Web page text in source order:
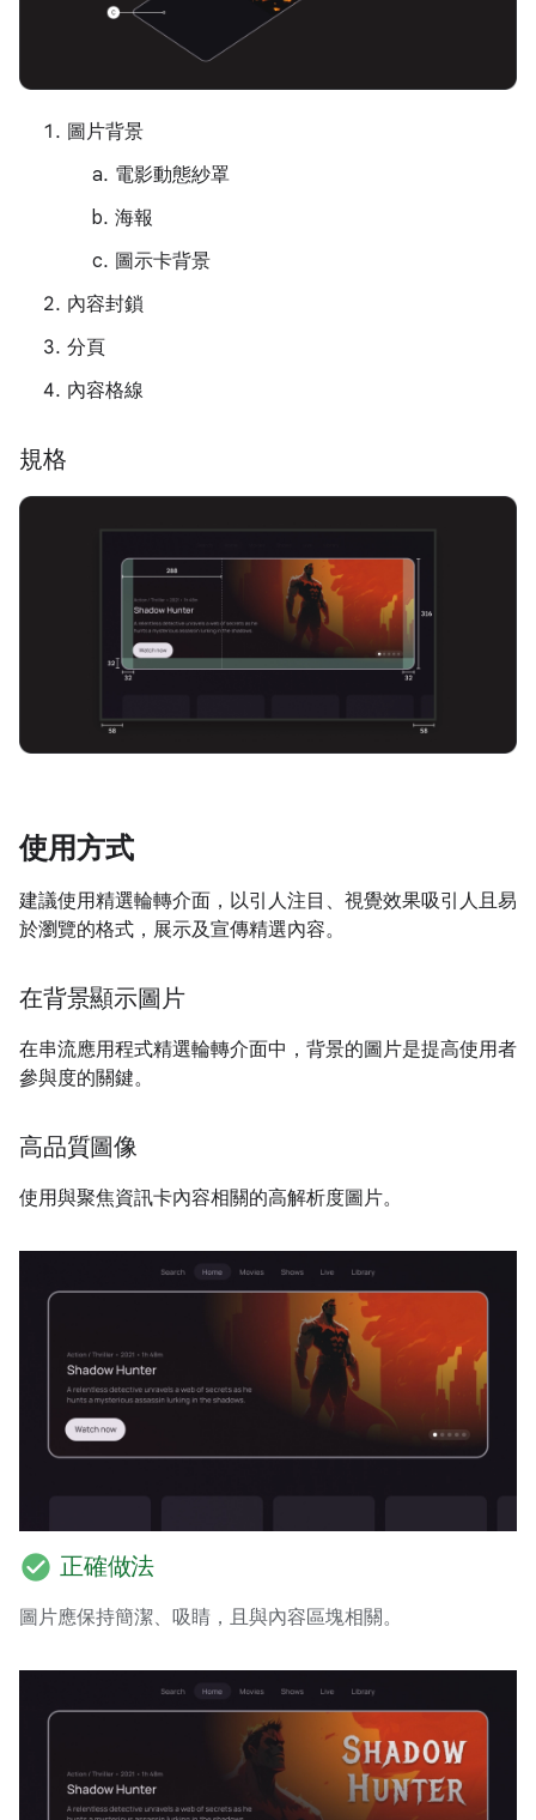
圖片背景
電影動態紗罩
海報
圖示卡背景
內容封鎖
分頁
內容格線
規格
使用方式
建議使用精選輪轉介面，以引人注目、視覺效果吸引人且易
於瀏覽的格式，展示及宣傳精選內容。
在背景顯示圖片
在串流應用程式精選輪轉介面中，背景的圖片是提高使用者
參與度的關鍵。
高品質圖像
使用與聚焦資訊卡內容相關的高解析度圖片。
check_circle 正確做法
圖片應保持簡潔、吸睛，且與內容區塊相關。